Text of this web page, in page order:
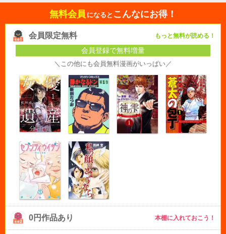
無料会員 になると こんなにお得！
会員限定無料 もっと無料が読める！
会員登録で無料増量
＼この他にも会員無料漫画がいっぱい／
0円作品あり 本棚に入れておこう！